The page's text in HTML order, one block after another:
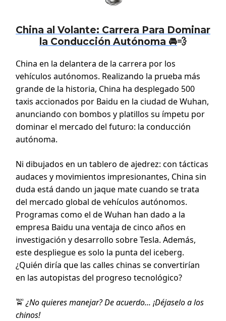
China al Volante: Carrera Para Dominar
la Conducción Autónoma 🚘💨
China en la delantera de la carrera por los
vehículos autónomos. Realizando la prueba más
grande de la historia, China ha desplegado 500
taxis accionados por Baidu en la ciudad de Wuhan,
anunciando con bombos y platillos su ímpetu por
dominar el mercado del futuro: la conducción
autónoma.
Ni dibujados en un tablero de ajedrez: con tácticas
audaces y movimientos impresionantes, China sin
duda está dando un jaque mate cuando se trata
del mercado global de vehículos autónomos.
Programas como el de Wuhan han dado a la
empresa Baidu una ventaja de cinco años en
investigación y desarrollo sobre Tesla. Además,
este despliegue es solo la punta del iceberg.
¿Quién diría que las calles chinas se convertirían
en las autopistas del progreso tecnológico?
🚖 ¿No quieres manejar? De acuerdo... ¡Déjaselo a los
chinos!